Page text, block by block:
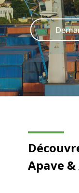
Apave &